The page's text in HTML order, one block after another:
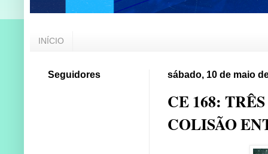
INÍCIO
sábado, 10 de maio
CE 168:
COLISÃO
Seguidores